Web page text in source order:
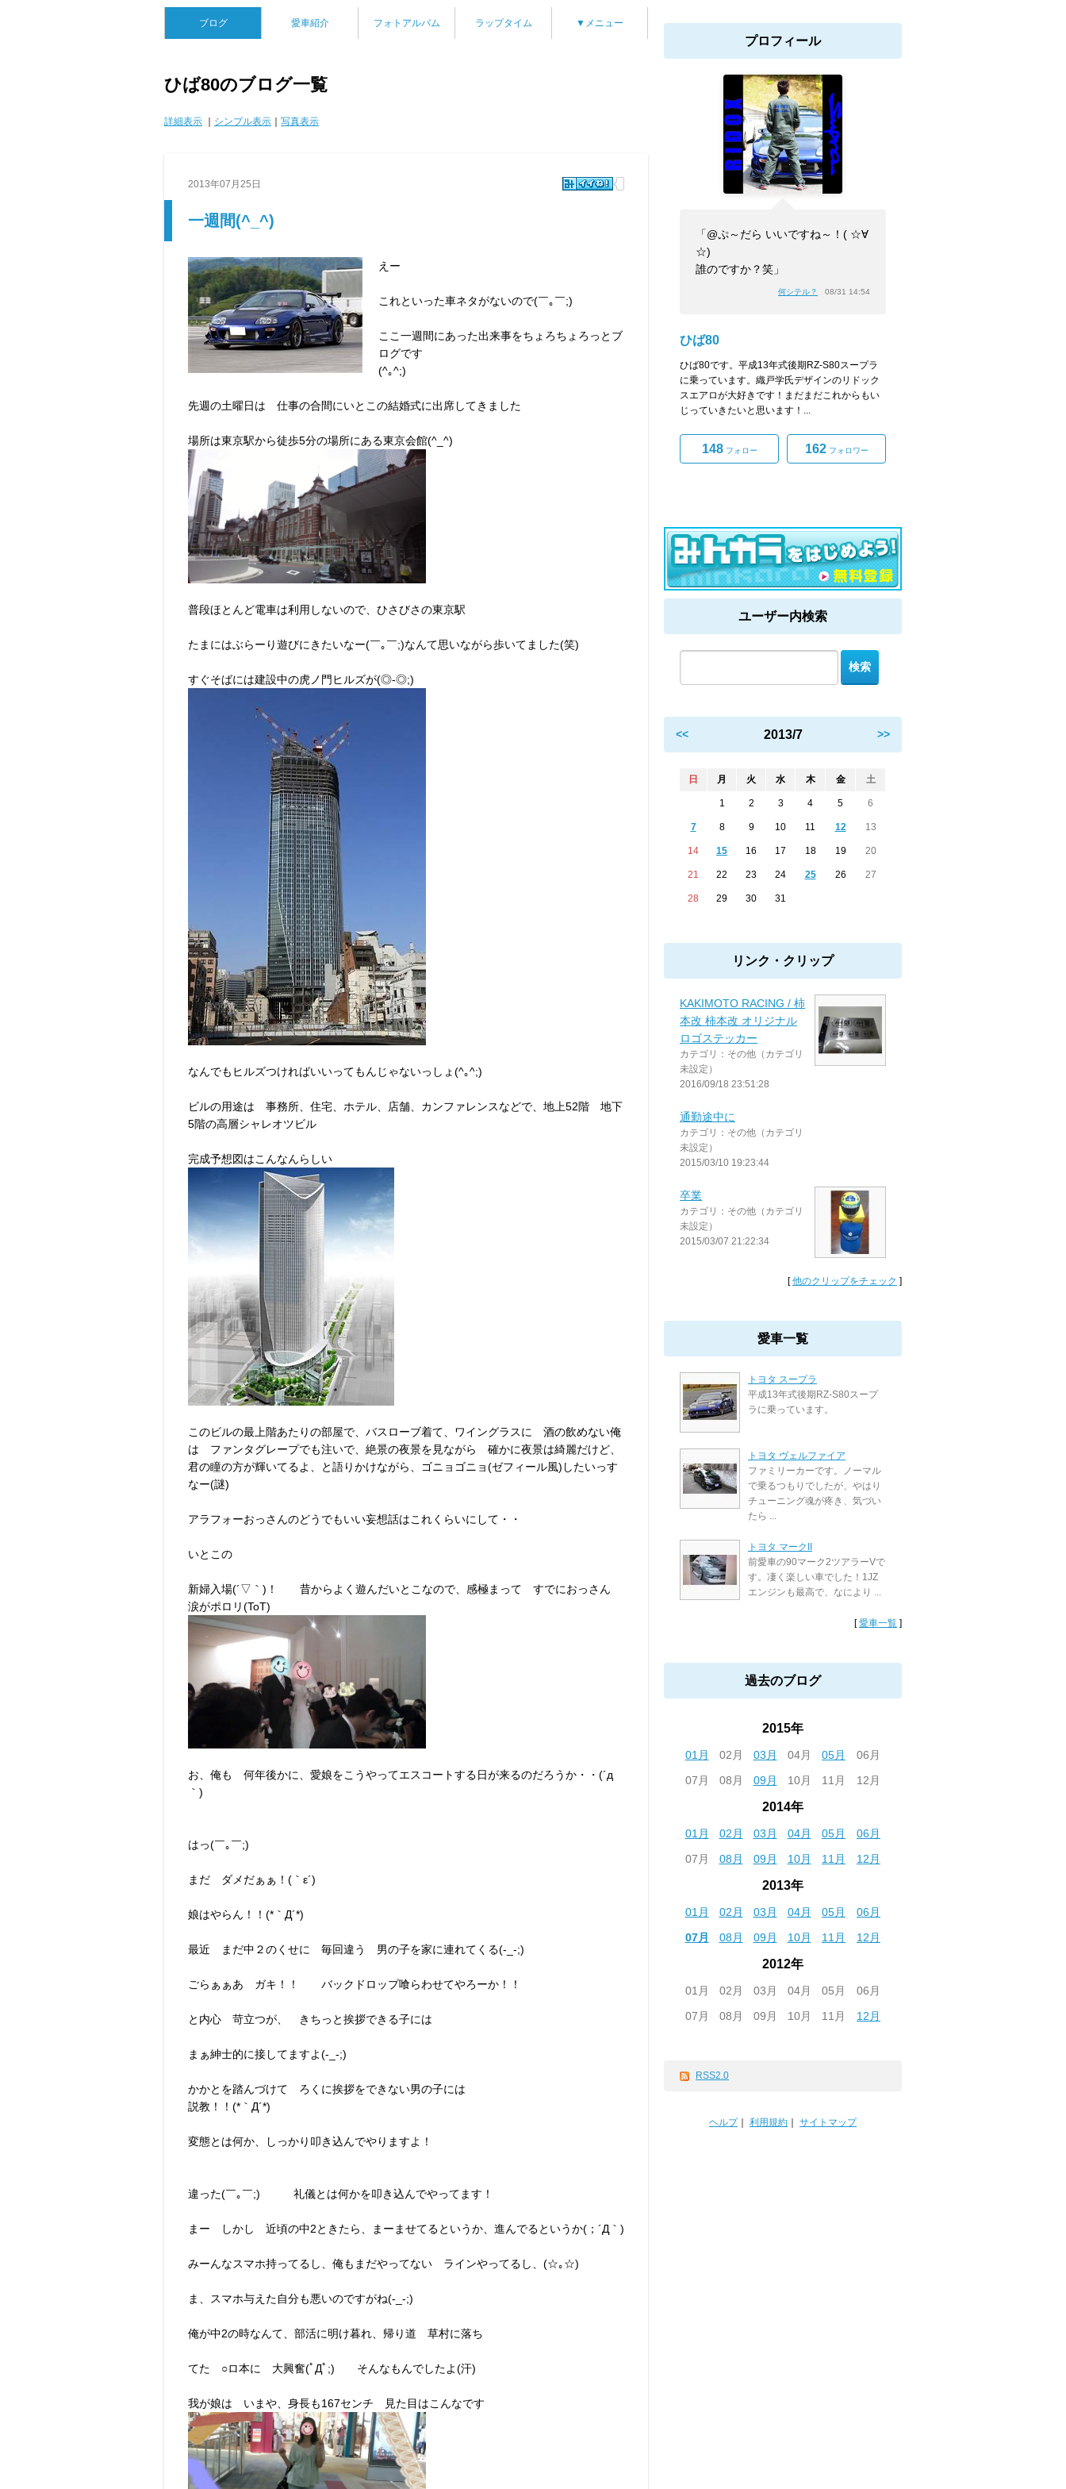
ブログ 愛車紹介 フォトアルバム ラップタイム ▼メニュー
ひば80のブログ一覧
詳細表示 シンプル表示 写真表示
2013年07月25日
一週間(^_^)
えー
これといった車ネタがないので(￣｡￣;)
ここ一週間にあった出来事をちょろちょろっとブ
ログです
(^｡^;)
先週の土曜日は 仕事の合間にいとこの結婚式に出席してきました
場所は東京駅から徒歩5分の場所にある東京会館(^_^)
普段ほとんど電車は利用しないので、ひさびさの東京駅
たまにはぶらーり遊びにきたいなー(￣｡￣;)なんて思いながら歩いてました(笑)
すぐそばには建設中の虎ノ門ヒルズが(◎-◎;)
なんでもヒルズつければいいってもんじゃないっしょ(^｡^;)
ビルの用途は 事務所、住宅、ホテル、店舗、カンファレンスなどで、地上52階 地下
5階の高層シャレオツビル
完成予想図はこんなんらしい
このビルの最上階あたりの部屋で、バスローブ着て、ワイングラスに 酒の飲めない俺
は ファンタグレープでも注いで、絶景の夜景を見ながら 確かに夜景は綺麗だけど、
君の瞳の方が輝いてるよ、と語りかけながら、ゴニョゴニョ(ゼフィール風)したいっす
なー(謎)
アラフォーおっさんのどうでもいい妄想話はこれくらいにして・・
いとこの
新婦入場(´▽｀)！ 昔からよく遊んだいとこなので、感極まって すでにおっさん
涙がポロリ(ToT)
お、俺も 何年後かに、愛娘をこうやってエスコートする日が来るのだろうか・・(´д
｀)
はっ(￣｡￣;)
まだ ダメだぁぁ！(｀ε´)
娘はやらん！！(*｀Д´*)
最近 まだ中２のくせに 毎回違う 男の子を家に連れてくる(-_-;)
ごらぁぁあ ガキ！！ バックドロップ喰らわせてやろーか！！
と内心 苛立つが、 きちっと挨拶できる子には
まぁ紳士的に接してますよ(-_-;)
かかとを踏んづけて ろくに挨拶をできない男の子には
説教！！(*｀Д´*)
変態とは何か、しっかり叩き込んでやりますよ！
違った(￣｡￣;) 礼儀とは何かを叩き込んでやってます！
まー しかし 近頃の中2ときたら、まーませてるというか、進んでるというか(；´Д｀)
みーんなスマホ持ってるし、俺もまだやってない ラインやってるし、(☆｡☆)
ま、スマホ与えた自分も悪いのですがね(-_-;)
俺が中2の時なんて、部活に明け暮れ、帰り道 草村に落ち
てた ○ロ本に 大興奮(ﾟДﾟ;) そんなもんでしたよ(汗)
我が娘は いまや、身長も167センチ 見た目はこんなです
プロフィール
「@ぷ～だら いいですね～！( ☆∀
☆)
誰のですか？笑」
何シテル？ 08/31 14:54
ひば80
ひば80です。平成13年式後期RZ-S80スープラ
に乗っています。織戸学氏デザインのリドック
スエアロが大好きです！まだまだこれからもい
じっていきたいと思います！...
148フォロー 162フォロワー
ユーザー内検索
<< 2013/7 >>
日 月 火 水 木 金 土
1 2 3 4 5 6
7 8 9 10 11 12 13
14 15 16 17 18 19 20
21 22 23 24 25 26 27
28 29 30 31
リンク・クリップ
KAKIMOTO RACING / 柿
本改 柿本改 オリジナル
ロゴステッカー
カテゴリ：その他（カテゴリ
未設定）
2016/09/18 23:51:28
通勤途中に
カテゴリ：その他（カテゴリ
未設定）
2015/03/10 19:23:44
卒業
カテゴリ：その他（カテゴリ
未設定）
2015/03/07 21:22:34
[他のクリップをチェック ]
愛車一覧
トヨタ スープラ
平成13年式後期RZ-S80スープ
ラに乗っています。
トヨタ ヴェルファイア
ファミリーカーです。ノーマル
で乗るつもりでしたが、やはり
チューニング魂が疼き、気づい
たら ...
トヨタ マークII
前愛車の90マーク2ツアラーVで
す。凄く楽しい車でした！1JZ
エンジンも最高で、なにより ...
[愛車一覧 ]
過去のブログ
2015年
01月 02月 03月 04月 05月
06月
07月
08月 09月 10月 11月 12月
2014年
01月 02月 03月 04月 05月
06月
07月
08月 09月 10月 11月 12月
2013年
01月 02月 03月 04月 05月
06月
07月
08月 09月 10月 11月 12月
2012年
01月 02月 03月 04月 05月
06月
07月
08月 09月 10月 11月 12月
RSS2.0
ヘルプ｜ 利用規約 サイトマップ